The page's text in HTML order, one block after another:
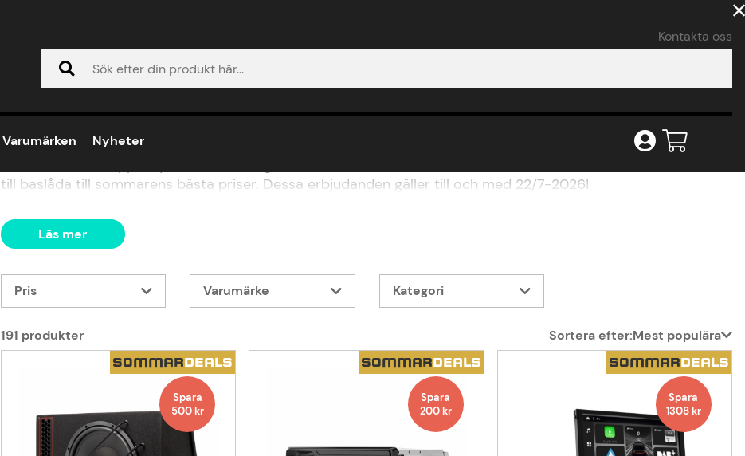
Kontakta oss
Varumärken Nyheter
SommarDeals
till baslåda till sommarens bästa priser. Dessa erbjudanden gäller till och med 22/7-2026!
Pris Varumärke Kategori
191 produkter Sortera efter:Mest populära
SOMMARDEALS
Spara
500kr
SOMMARDEALS
Spara
200kr
SOMMARDEALS
Spara
1308kr